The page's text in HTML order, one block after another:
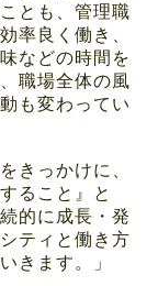
とも、管理職
率良く働き、
などの時間を
職場全体の風
も変わってい
きっかけに、
ること』と
的に成長・発
ティと働き方
きます。」